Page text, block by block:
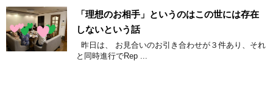
「理想のお相手」というのはこの世には存在
しないという話
昨日は、 お見合いのお引き合わせが３件あり、それ
と同時進行でRep ...